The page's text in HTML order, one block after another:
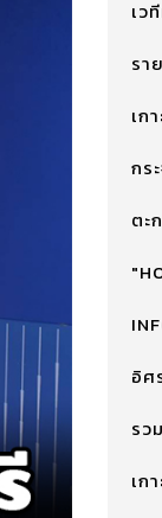
เว
รา
เก
กร
ตะ
อิศ
รว
เก